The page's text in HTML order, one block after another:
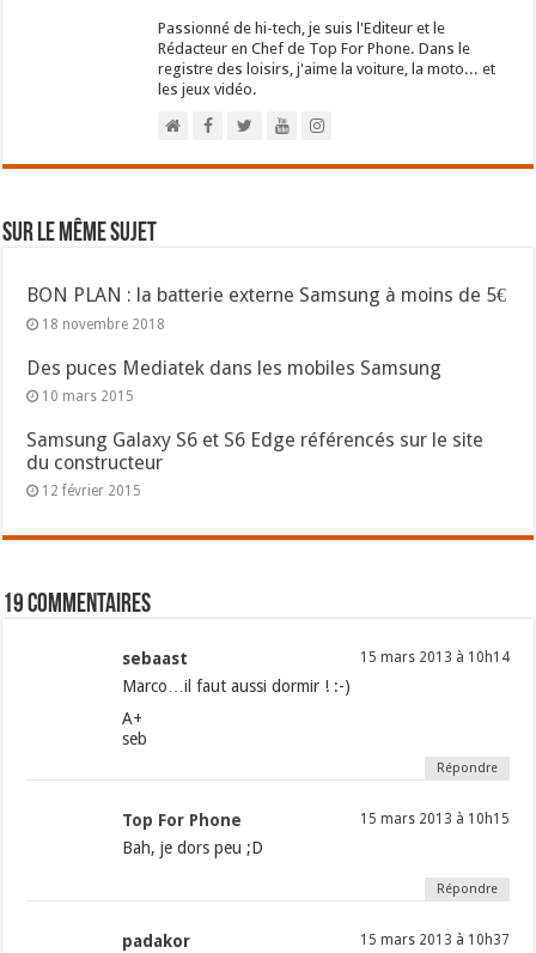
Passionné de hi-tech, je suis l'Editeur et le
Rédacteur en Chef de Top For Phone. Dans le
registre des loisirs, j'aime la voiture, la moto... et
les jeux vidéo.
Sur le même sujet
BON PLAN : la batterie externe Samsung à moins de 5€
18 novembre 2018
Des puces Mediatek dans les mobiles Samsung
10 mars 2015
Samsung Galaxy S6 et S6 Edge référencés sur le site
du constructeur
12 février 2015
19 commentaires
sebaast 15 mars 2013 à 10h14
Marco…il faut aussi dormir ! :-)
A+
seb
Répondre
Top For Phone 15 mars 2013 à 10h15
Bah, je dors peu ;D
Répondre
padakor 15 mars 2013 à 10h37